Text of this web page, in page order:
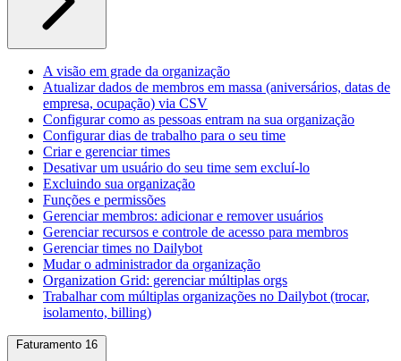
A visão em grade da organização
Atualizar dados de membros em massa (aniversários, datas de
empresa, ocupação) via CSV
Configurar como as pessoas entram na sua organização
Configurar dias de trabalho para o seu time
Criar e gerenciar times
Desativar um usuário do seu time sem excluí-lo
Excluindo sua organização
Funções e permissões
Gerenciar membros: adicionar e remover usuários
Gerenciar recursos e controle de acesso para membros
Gerenciar times no Dailybot
Mudar o administrador da organização
Organization Grid: gerenciar múltiplas orgs
Trabalhar com múltiplas organizações no Dailybot (trocar,
isolamento, billing)
Faturamento 16